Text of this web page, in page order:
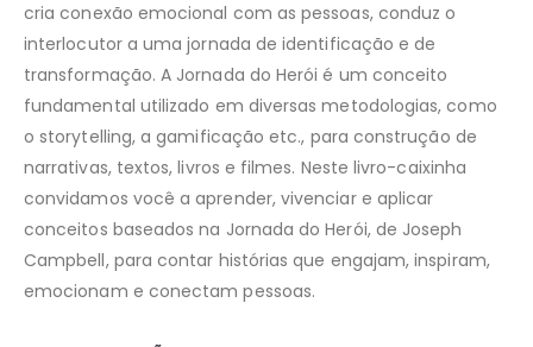
cria conexão emocional com as pessoas, conduz o
interlocutor a uma jornada de identificação e de
transformação. A Jornada do Herói é um conceito
fundamental utilizado em diversas metodologias, como
o storytelling, a gamificação etc., para construção de
narrativas, textos, livros e filmes. Neste livro-caixinha
convidamos você a aprender, vivenciar e aplicar
conceitos baseados na Jornada do Herói, de Joseph
Campbell, para contar histórias que engajam, inspiram,
emocionam e conectam pessoas.